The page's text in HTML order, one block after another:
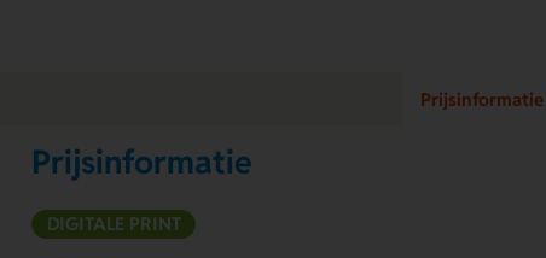
Prijsinformatie
Prijsinformatie
DIGITALE PRINT